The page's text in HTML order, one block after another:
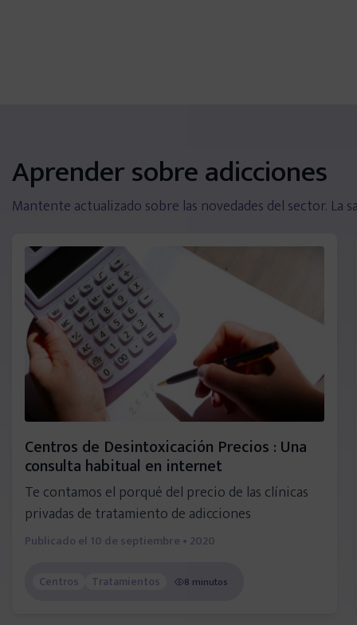
Toledo
Ciudad Real
Infórmate y aprende
Consejos de especialistas
Vídeos informativos
Historias reales
Noticias de actualidad
Guías descargables
Aprender sobre adicciones
Mantente actualizado sobre las novedades del sector. La
Centros de Desintoxicación Precios : Una
consulta habitual en internet
Te contamos el porqué del precio de las clínicas
privadas de tratamiento de adicciones
Publicado el 10 de septiembre • 2020
Centros Tratamientos 8 minutos